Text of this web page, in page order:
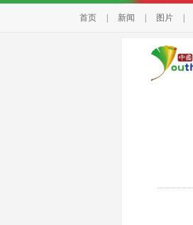
首页 新闻 图片